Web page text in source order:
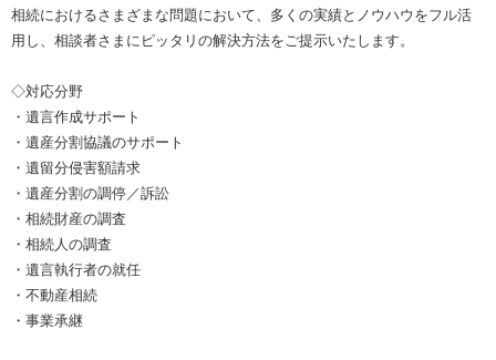
相続におけるさまざまな問題において、多くの実績とノウハウをフル活
用し、相談者さまにピッタリの解決方法をご提示いたします。
◇対応分野
・遺言作成サポート
・遺産分割協議のサポート
・遺留分侵害額請求
・遺産分割の調停／訴訟
・相続財産の調査
・相続人の調査
・遺言執行者の就任
・不動産相続
・事業承継